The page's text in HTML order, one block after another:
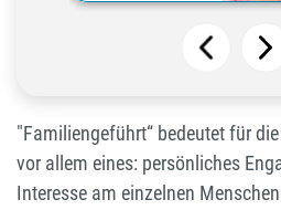
"Familiengeführt“ bedeutet für
vor allem eines: persönliches
Interesse am einzelnen